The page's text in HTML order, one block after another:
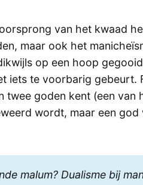
van het kwaad
maar ook het
op een hoop
iets te voorbarig gebeurt.
twee goden kent (een van
wordt, maar een
malum? Dualisme bij